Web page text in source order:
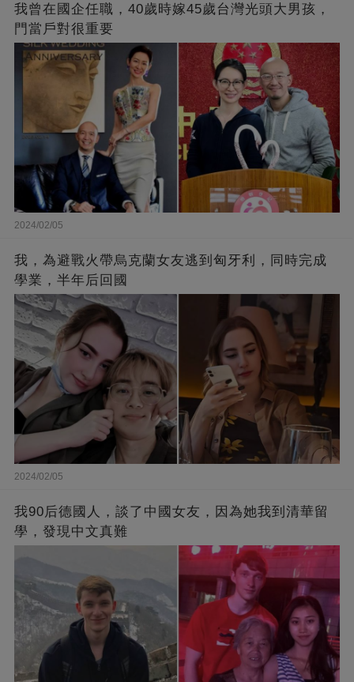
我曾在國企任職，40歲時嫁45歲台灣光頭大男孩，
門當戶對很重要
2024/02/05
我，為避戰火帶烏克蘭女友逃到匈牙利，同時完成
學業，半年后回國
2024/02/05
我90后德國人，談了中國女友，因為她我到清華留
學，發現中文真難